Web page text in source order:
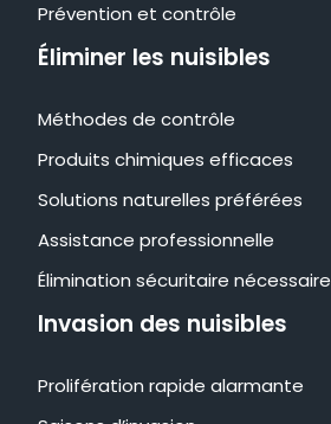
Prévention et contrôle
Éliminer les nuisibles
Méthodes de contrôle
Produits chimiques efficaces
Solutions naturelles préférées
Assistance professionnelle
Élimination sécuritaire nécessaire
Invasion des nuisibles
Prolifération rapide alarmante